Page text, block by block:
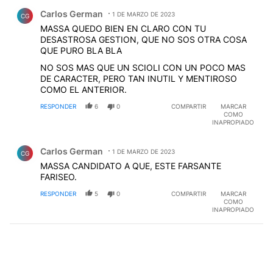
CG Carlos German 1 DE MARZO DE 2023
MASSA QUEDO BIEN EN CLARO CON TU
DESASTROSA GESTION, QUE NO SOS OTRA COSA
QUE PURO BLA BLA
NO SOS MAS QUE UN SCIOLI CON UN POCO MAS
DE CARACTER, PERO TAN INUTIL Y MENTIROSO
COMO EL ANTERIOR.
RESPONDER 6 0 COMPARTIR
MARCAR
COMO
INAPROPIADO
CG Carlos German 1 DE MARZO DE 2023
MASSA CANDIDATO A QUE, ESTE FARSANTE
FARISEO.
RESPONDER 5 0 COMPARTIR
MARCAR
COMO
INAPROPIADO